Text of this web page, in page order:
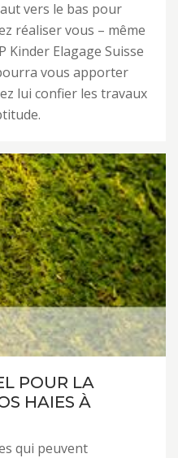
vers le bas pour
réaliser vous – même
Kinder Elagage Suisse
vous apporter
lui confier les travaux
POUR LA
HAIES À
qui peuvent